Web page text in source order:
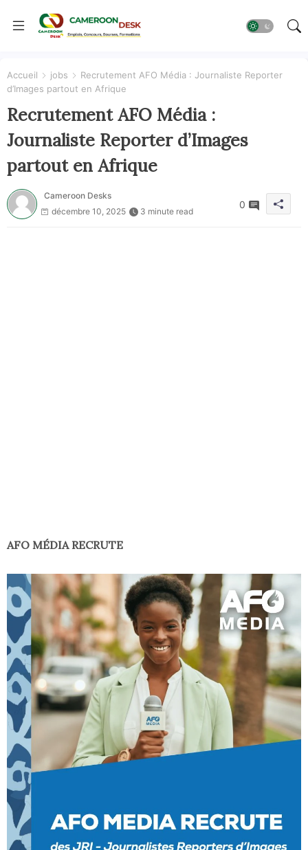
Accueil jobs
Recrutement AFO Média : Journaliste Reporter
d’Images partout en Afrique
Recrutement AFO Média :
Journaliste Reporter d’Images
partout en Afrique
Cameroon Desks
décembre 10, 2025
3 minute read
0
AFO MÉDIA RECRUTE